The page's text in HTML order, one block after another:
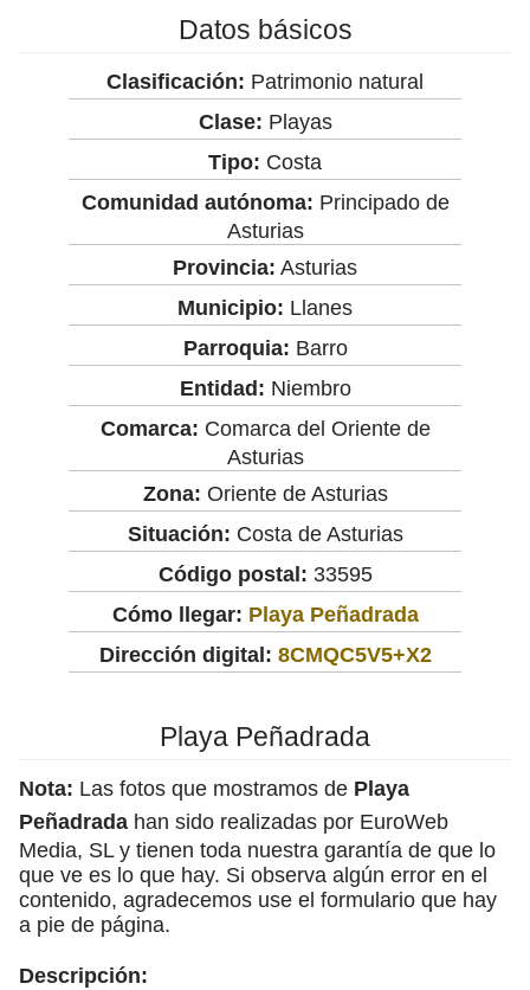
Datos básicos
Clasificación: Patrimonio natural
Clase: Playas
Tipo: Costa
Comunidad autónoma: Principado de
Asturias
Provincia: Asturias
Municipio: Llanes
Parroquia: Barro
Entidad: Niembro
Comarca: Comarca del Oriente de
Asturias
Zona: Oriente de Asturias
Situación: Costa de Asturias
Código postal: 33595
Cómo llegar: Playa Peñadrada
Dirección digital: 8CMQC5V5+X2
Playa Peñadrada
Nota: Las fotos que mostramos de Playa
Peñadrada han sido realizadas por EuroWeb
Media, SL y tienen toda nuestra garantía de que lo
que ve es lo que hay. Si observa algún error en el
contenido, agradecemos use el formulario que hay
a pie de página.
Descripción: